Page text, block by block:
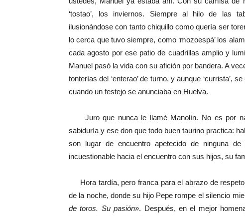
‘tostao’, los inviernos. Siempre al hilo de las
ilusionándose con tanto chiquillo como quería ser
lo cerca que tuvo siempre, como ‘mozoespá’ los
cada agosto por ese patio de cuadrillas amplio y
Manuel pasó la vida con su afición por bandera. A
tonterías del ‘enterao’ de turno, y aunque ‘currista’,
cuando un festejo se anunciaba en Huelva.
Juro que nunca le llamé Manolín. No es por
sabiduría y ese don que todo buen taurino practica:
son lugar de encuentro apetecido de ninguna
incuestionable hacia el encuentro con sus hijos, su
Hora tardía, pero franca para el abrazo de
de la noche, donde su hijo Pepe rompe el silencio
de toros. Su pasión». Después, en el mejor